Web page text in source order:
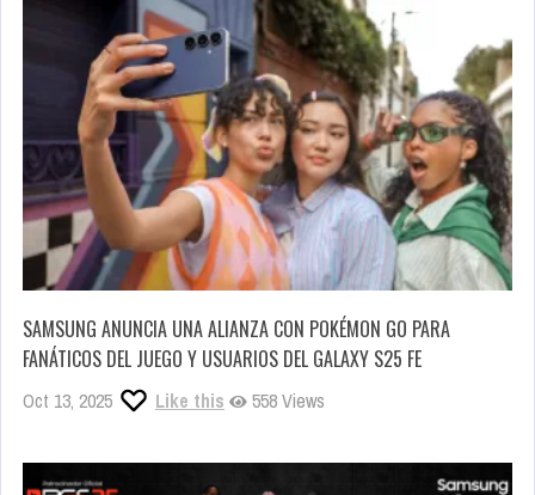
SAMSUNG ANUNCIA UNA ALIANZA CON POKÉMON GO PARA
FANÁTICOS DEL JUEGO Y USUARIOS DEL GALAXY S25 FE
Oct 13, 2025 Like this 558 Views